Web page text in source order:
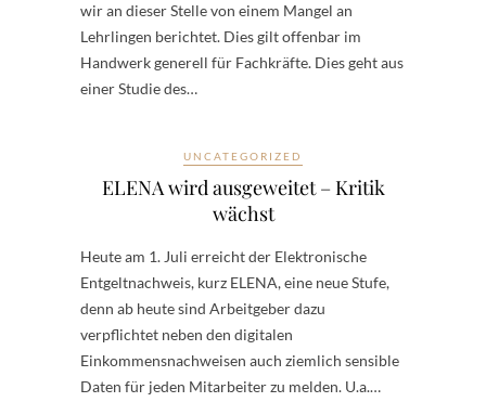
wir an dieser Stelle von einem Mangel an
Lehrlingen berichtet. Dies gilt offenbar im
Handwerk generell für Fachkräfte. Dies geht aus
einer Studie des…
UNCATEGORIZED
ELENA wird ausgeweitet – Kritik
wächst
Heute am 1. Juli erreicht der Elektronische
Entgeltnachweis, kurz ELENA, eine neue Stufe,
denn ab heute sind Arbeitgeber dazu
verpflichtet neben den digitalen
Einkommensnachweisen auch ziemlich sensible
Daten für jeden Mitarbeiter zu melden. U.a.…